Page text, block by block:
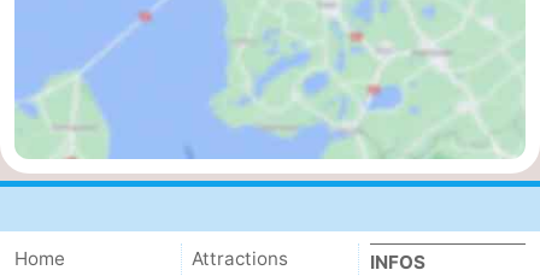
Chaumières
-
De
-
Schuttersbos
-
Home
Attractions
INFOS